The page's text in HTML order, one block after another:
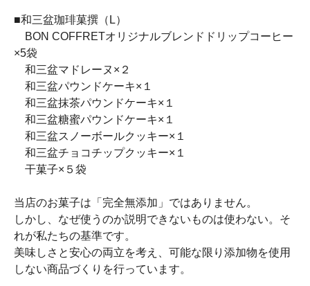
■和三盆珈琲菓撰（L）
BON COFFRETオリジナルブレンドドリップコーヒー
×5袋
和三盆マドレーヌ×２
和三盆パウンドケーキ×１
和三盆抹茶パウンドケーキ×１
和三盆糖蜜パウンドケーキ×１
和三盆スノーボールクッキー×１
和三盆チョコチップクッキー×１
干菓子×５袋
当店のお菓子は「完全無添加」ではありません。
しかし、なぜ使うのか説明できないものは使わない。そ
れが私たちの基準です。
美味しさと安心の両立を考え、可能な限り添加物を使用
しない商品づくりを行っています。